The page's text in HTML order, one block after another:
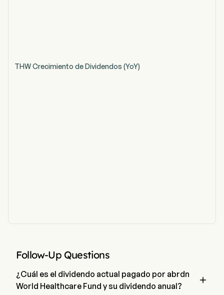
THW Crecimiento de Dividendos (YoY)
Follow-Up Questions
¿Cuál es el dividendo actual pagado por abrdn
World Healthcare Fund y su dividendo anual?
